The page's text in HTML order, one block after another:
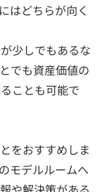
はどちらが向く
少しでもあるな
でも資産価値の
ことも可能で
をおすすめしま
モデルルームへ